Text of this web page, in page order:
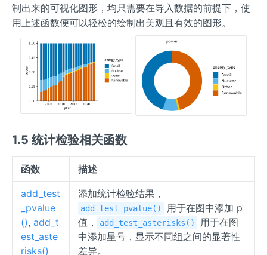
制出来的可视化图形，均只需要在导入数据的前提下，使
用上述函数便可以轻松的绘制出美观且有效的图形。
1.5 统计检验相关函数
函数 描述
add_test
_pvalue
(), add_t
est_aste
risks()
添加统计检验结果，
add_test_pvalue()
用于在图中添加 p
值，
add_test_asterisks()
用于在图
中添加星号，显示不同组之间的显著性
差异。